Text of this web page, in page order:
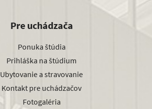
Pre uchádzača
Ponuka štúdia
Prihláška na štúdium
Ubytovanie a stravovanie
Kontakt pre uchádzačov
Fotogaléria